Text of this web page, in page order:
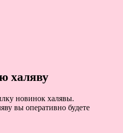
халяву
новинок халявы.
вы оперативно будете